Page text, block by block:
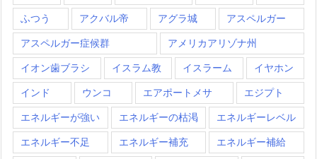
ふつう アクバル帝 アグラ城 アスペルガー
アスペルガー症候群 アメリカアリゾナ州
イオン歯ブラシ イスラム教 イスラーム イヤホン
インド ウンコ エアポートメサ エジプト
エネルギーが強い エネルギーの枯渇 エネルギーレベル
エネルギー不足 エネルギー補充 エネルギー補給